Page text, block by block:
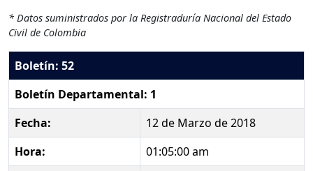
* Datos suministrados por la Registraduría Nacional del Estado
Civil de Colombia
Boletín: 52
Boletín Departamental: 1
Fecha:
12 de Marzo de 2018
Hora:
01:05:00 am